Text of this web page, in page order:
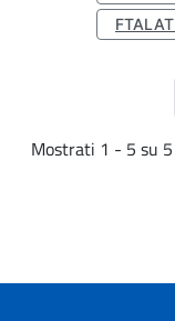
Mostrati 1 - 5 su